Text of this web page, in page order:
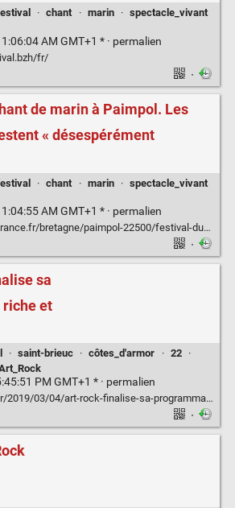
· chant · marin · spectacle_vivant
AM GMT+1 * · permalien
fr/
·
de marin à Paimpol. Les
« désespérément
· chant · marin · spectacle_vivant
AM GMT+1 * · permalien
festival-du-chant-de-marin-a-paimpol-les-organisateurs-restent-desesperement-optimistes-7171265
·
sa
et
· saint-brieuc · côtes_d'armor · 22
·
PM GMT+1 * · permalien
04/art-rock-finalise-sa-programmation-riche-et-exigeante/
·